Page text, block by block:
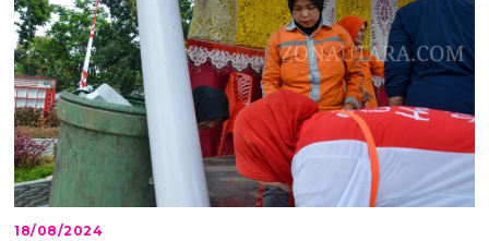
18/08/2024